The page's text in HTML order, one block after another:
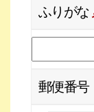
ふりがな
郵便番号